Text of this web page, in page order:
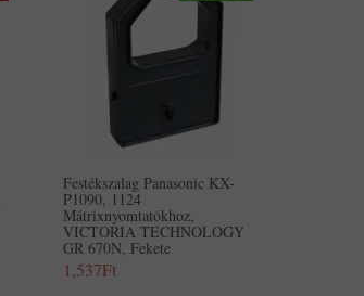
Festékszalag Panasonic KX-
P1090, 1124
Mátrixnyomtatókhoz,
VICTORIA TECHNOLOGY
GR 670N, Fekete
1,537Ft